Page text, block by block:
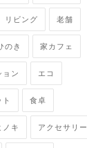
リビング 老舗
のき 家カフェ
ョン エコ
食卓
ノキ アクセサリー